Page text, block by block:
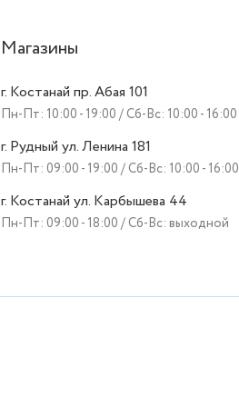
Магазины
г. Костанай пр. Абая 101
Пн-Пт: 10:00 - 19:00 / Сб-Вс: 10:00 - 16:00
г. Рудный ул. Ленина 181
Пн-Пт: 09:00 - 19:00 / Сб-Вс: 10:00 - 16:00
г. Костанай ул. Карбышева 44
Пн-Пт: 09:00 - 18:00 / Сб-Вс: выходной